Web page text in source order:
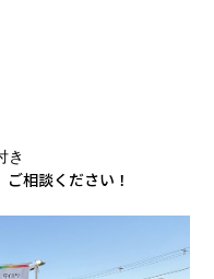
ターサポート
き
相談ください！